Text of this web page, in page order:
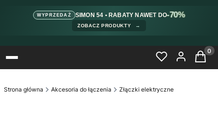
WYPRZEDAŻ SIMON 54 • RABATY NAWET DO-70%
ZOBACZ PRODUKTY →
Strona główna Akcesoria do łączenia Złączki elektryczne